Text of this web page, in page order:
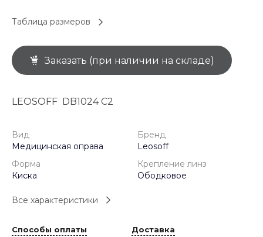
Таблица размеров
Заказать (при наличии на складе)
LEOSOFF DB1024 C2
Вид
Медицинская оправа
Бренд
Leosoff
Форма
Киска
Крепление линз
Ободковое
Все характеристики
Способы оплаты Доставка